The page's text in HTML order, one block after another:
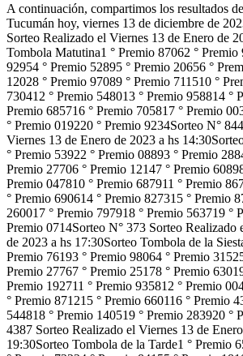
A continuación, compartimos los resultados
Tucumán hoy, viernes 13 de diciembre de
Sorteo Realizado el Viernes 13 de Enero de
Tombola Matutina1 ° Premio 87062 ° Premio
92954 ° Premio 52895 ° Premio 20656 °
12028 ° Premio 97089 ° Premio 711510 °
730412 ° Premio 548013 ° Premio 958814 °
Premio 685716 ° Premio 705817 ° Premio
° Premio 019220 ° Premio 9234Sorteo N°
Viernes 13 de Enero de 2023 a hs
° Premio 53922 ° Premio 08893 ° Premio
Premio 27706 ° Premio 12147 ° Premio
Premio 047810 ° Premio 687911 ° Premio
° Premio 690614 ° Premio 827315 ° Premio
260017 ° Premio 797918 ° Premio 563719 °
Premio 0714Sorteo N° 373 Sorteo Realizado
de 2023 a hs 17:30Sorteo Tombola de la
Premio 76193 ° Premio 98064 ° Premio
Premio 27767 ° Premio 25178 ° Premio
Premio 192711 ° Premio 935812 ° Premio
° Premio 871215 ° Premio 660116 ° Premio
544818 ° Premio 140519 ° Premio 283920 °
4387 Sorteo Realizado el Viernes 13 de
19:30Sorteo Tombola de la Tarde1 ° Premio